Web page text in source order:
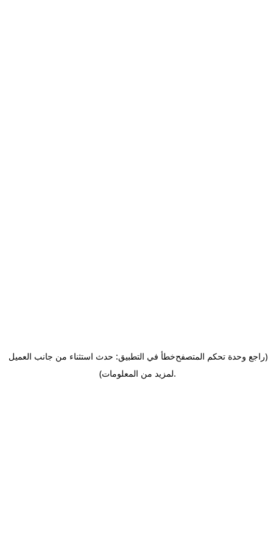
خطأ في التطبيق: حدث استثناء من جانب العميل(راجع وحدة تحكم المتصفح
لمزيد من المعلومات).